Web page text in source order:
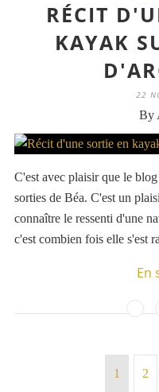
RÉCIT
KAYAK
22
By
C'est avec plaisir que le
sorties de Béa. C'est un
connaître le ressenti d'une
c'est combien fois elle s'est
En
1 2